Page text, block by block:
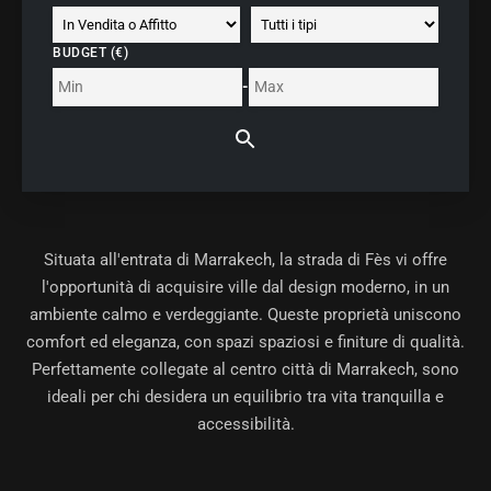
BUDGET (€)
-
Situata all'entrata di Marrakech, la strada di Fès vi offre
l'opportunità di acquisire ville dal design moderno, in un
ambiente calmo e verdeggiante. Queste proprietà uniscono
comfort ed eleganza, con spazi spaziosi e finiture di qualità.
Perfettamente collegate al centro città di Marrakech, sono
ideali per chi desidera un equilibrio tra vita tranquilla e
accessibilità.